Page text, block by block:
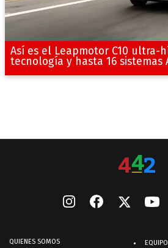
Así es el Leapmotor C10 ultra-
tecnología y hasta 16 sistemas
QUIENES SOMOS EQUIPO